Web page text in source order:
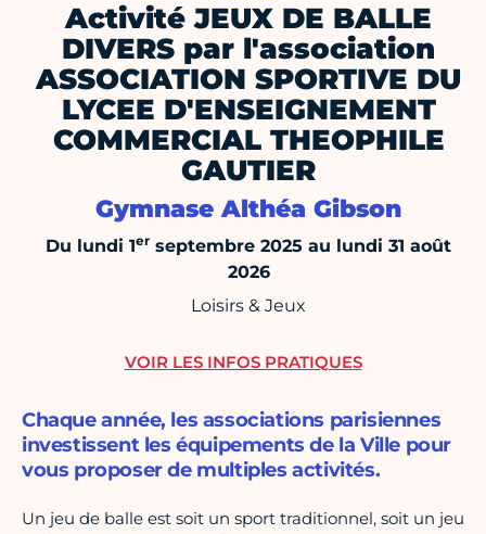
Activité JEUX DE BALLE
DIVERS par l'association
ASSOCIATION SPORTIVE DU
LYCEE D'ENSEIGNEMENT
COMMERCIAL THEOPHILE
GAUTIER
Gymnase Althéa Gibson
Du lundi 1er septembre 2025 au lundi 31 août
2026
Loisirs & Jeux
Chaque année, les associations parisiennes
investissent les équipements de la Ville pour
vous proposer de multiples activités.
Un jeu de balle est soit un sport traditionnel, soit un jeu
VOIR LES INFOS PRATIQUES